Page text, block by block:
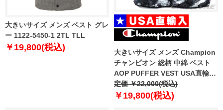
大きいサイズ メンズ ベスト グレ
ー 1122-5450-1 2TL TLL
￥19,800(税込)
大きいサイズ メンズ Champion
チャンピオン 総柄 中綿 ベスト
AOP PUFFER VEST USA直輸入
v4729-awqr
定価 ￥22,000(税込)
￥19,800(税込)